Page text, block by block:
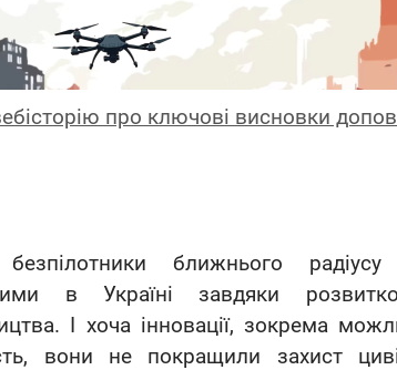
про ключові висновки
ближнього
в Україні завдяки
І хоча інновації, зокрема
вони не покращили захист